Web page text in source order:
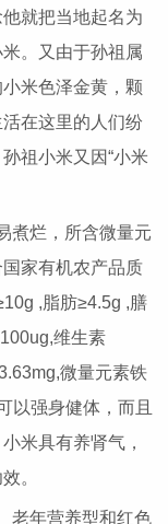
就把当地起名为
。又由于孙祖属
米色泽金黄，颗
在这里的人们纷
祖小米又因“小米
煮烂，所含微量元
家有机农产品质
,脂肪≥4.5g ,膳
维生素
微量元素铁
以强身健体，而且
米具有养肾气，
。
老年营养型和红色